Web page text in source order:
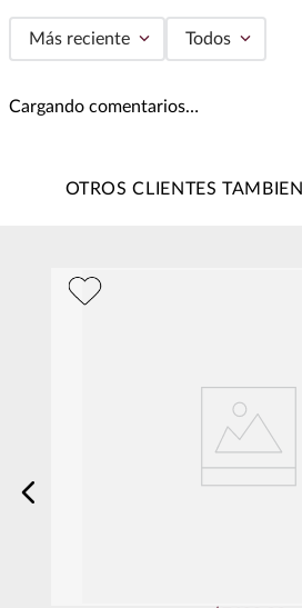
Más reciente Todos
Cargando comentarios…
OTROS CLIENTES TAMBIEN